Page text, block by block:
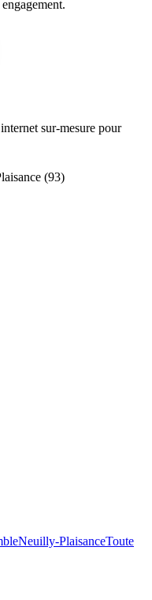
sur-mesure pour
(93)
Neuilly-PlaisanceToute